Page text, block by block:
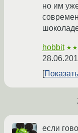
но им
hobbit
если